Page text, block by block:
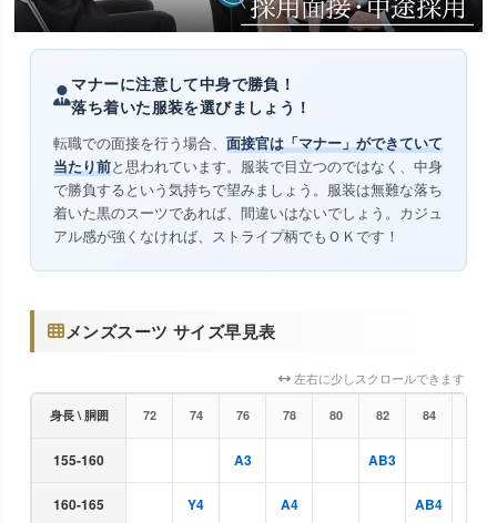
マナーに注意して中身で勝負！
落ち着いた服装を選びましょう！
転職での面接を行う場合、面接官は「マナー」ができていて
当たり前と思われています。服装で目立つのではなく、中身
で勝負するという気持ちで望みましょう。服装は無難な落ち
着いた黒のスーツであれば、間違いはないでしょう。カジュ
アル感が強くなければ、ストライプ柄でもＯＫです！
メンズスーツ サイズ早見表
左右に少しスクロールできます
身長 \ 胴囲 72 74 76 78 80 82 84
155-160 A3 AB3
160-165 Y4 A4 AB4